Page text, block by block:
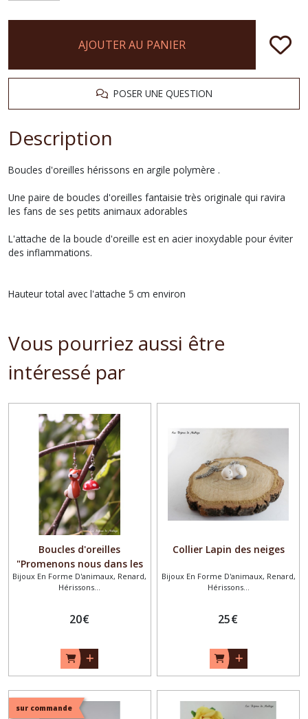
AJOUTER AU PANIER
POSER UNE QUESTION
Description
Boucles d'oreilles hérissons en argile polymère .
Une paire de boucles d'oreilles fantaisie très originale qui ravira
les fans de ses petits animaux adorables
L'attache de la boucle d'oreille est en acier inoxydable pour éviter
des inflammations.
Hauteur total avec l'attache 5 cm environ
Vous pourriez aussi être
intéressé par
Boucles d'oreilles
"Promenons nous dans les
bois"
Bijoux En Forme D'animaux, Renard,
Hérissons...
20€
Collier Lapin des neiges
Bijoux En Forme D'animaux, Renard,
Hérissons...
25€
sur commande